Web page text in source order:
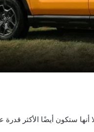
أنها ستكون أيضًا الأكثر